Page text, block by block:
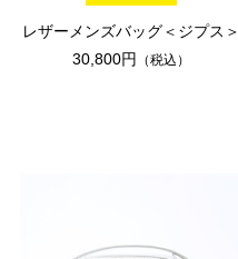
レザーメンズバッグ＜ジプス＞
30,800円
（税込）